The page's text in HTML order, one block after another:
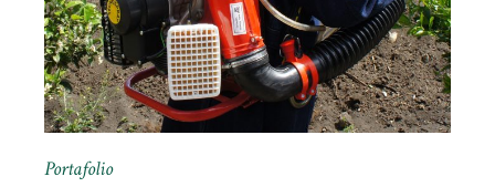
Portafolio